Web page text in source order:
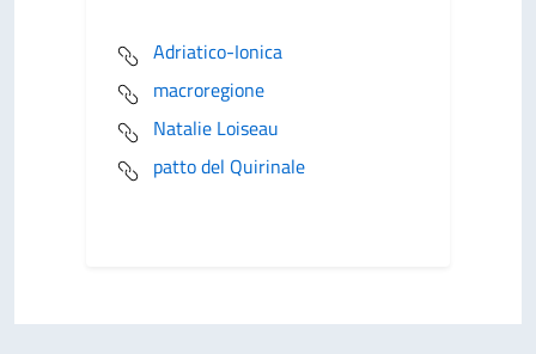
Adriatico-Ionica
macroregione
Natalie Loiseau
patto del Quirinale